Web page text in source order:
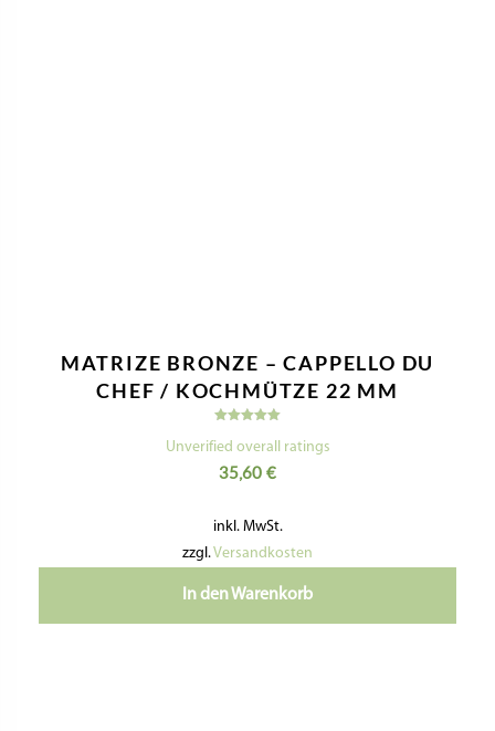
MATRIZE BRONZE – CAPPELLO DU
CHEF / KOCHMÜTZE 22 MM
mit
von 5
Unverified overall ratings
35,60 €
inkl. MwSt.
zzgl.Versandkosten
In den Warenkorb